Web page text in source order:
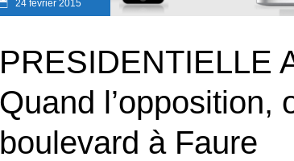
24 février 2015
PRESIDENTIELLE
Quand l’opposition,
boulevard à Faure